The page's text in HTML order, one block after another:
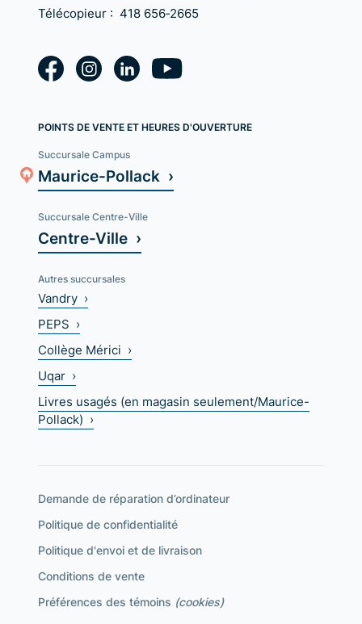
Télécopieur : 418 656‑2665
POINTS DE VENTE ET HEURES D'OUVERTURE
Succursale Campus
Maurice-Pollack ›
Succursale Centre-Ville
Centre-Ville ›
Autres succursales
Vandry ›
PEPS ›
Collège Mérici ›
Uqar ›
Livres usagés (en magasin seulement/Maurice-
Pollack) ›
Demande de réparation d’ordinateur
Politique de confidentialité
Politique d'envoi et de livraison
Conditions de vente
Préférences des témoins (cookies)